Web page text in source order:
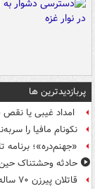
پربازدیدترین ها
امداد غیبی یا
نکونام مافیا را
«جهنم‌دره»؛ برنامه
حادثه وحشتناک
قاتلان پیرزن ۷۰ ساله همدانی با ۵۰ گرم طلا دستگیر شدند